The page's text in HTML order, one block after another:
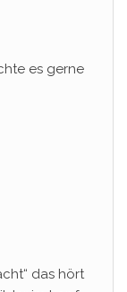
es gerne
das hört